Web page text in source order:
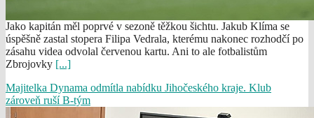
Jako kapitán měl poprvé v sezoně těžkou šichtu. Jakub Klíma se
úspěšně zastal stopera Filipa Vedrala, kterému nakonec rozhodčí po
zásahu videa odvolal červenou kartu. Ani to ale fotbalistům
Zbrojovky [...]
Majitelka Dynama odmítla nabídku Jihočeského kraje. Klub
zároveň ruší B-tým